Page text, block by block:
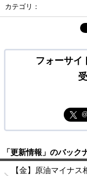
カテゴリ：
フォーサイ
「更新情報」のバック
【金】原油マイナス